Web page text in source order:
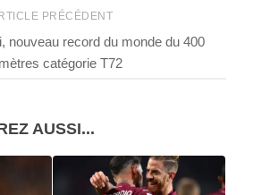
PRÉCÉDENT
nouveau record du monde du 400
mètres catégorie T72
AUSSI...